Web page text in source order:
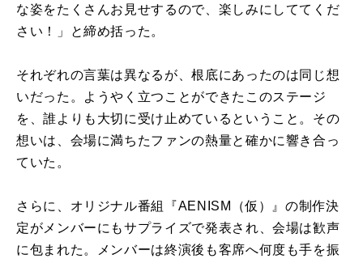
な姿をたくさんお見せするので、楽しみにしててくだ
さい！」と締め括った。
それぞれの言葉は異なるが、根底にあったのは同じ想
いだった。ようやく立つことができたこのステージ
を、誰よりも大切に受け止めているということ。その
想いは、会場に満ちたファンの熱量と確かに響き合っ
ていた。
さらに、オリジナル番組『AENISM（仮）』の制作決
定がメンバーにもサプライズで発表され、会場は歓声
に包まれた。メンバーは終演後も客席へ何度も手を振